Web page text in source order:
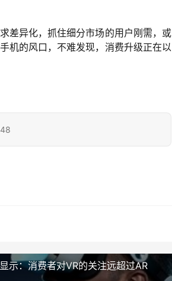
差异化，抓住细分市场的用户刚需，或
机的风口，不难发现，消费升级正在以
示：消费者对VR的关注远超过AR